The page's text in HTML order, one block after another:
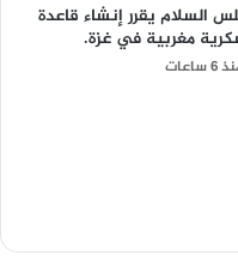
السلام يقرر إنشاء قاعدة
مغربية في غزة.
ساعات